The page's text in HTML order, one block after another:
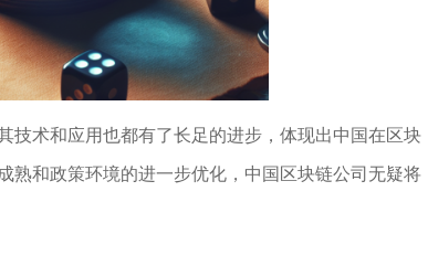
技术和应用也都有了长足的进步，体现出中国在区块
熟和政策环境的进一步优化，中国区块链公司无疑将